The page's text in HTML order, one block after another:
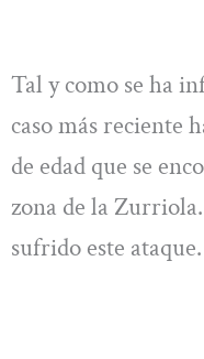
Tal y como se ha
caso más reciente
de edad que se
zona de la
sufrido este ataque.